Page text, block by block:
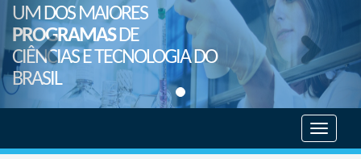
UM DOS MAIORES
PROGRAMASDE
CIÊNCIAS E TECNOLOGIA DO
BRASIL
menu